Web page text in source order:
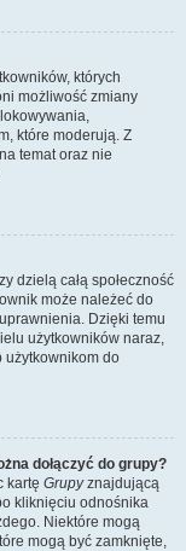
których
możliwość zmiany
które moderują. Z
temat oraz nie
dzielą całą społeczność
może należeć do
Dzięki temu
użytkowników naraz,
użytkownikom do
dołączyć do grupy?
kartę Grupyznajdującą
kliknięciu odnośnika
Niektóre mogą
mogą być zamknięte,